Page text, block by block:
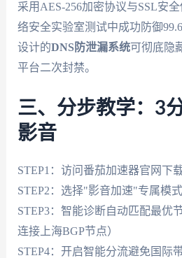
采用AES-256加密协议与SSL安
络安全实验室测试中成功防御
设计的DNS防泄漏系统可彻底隐
平台二次封禁。
三、分步教学：3
影音
STEP1：访问番茄加速器官网下
STEP2：选择"影音加速"专属模式
STEP3：智能诊断自动匹配最优
连接上海BGP节点）
STEP4：开启智能分流避免国际